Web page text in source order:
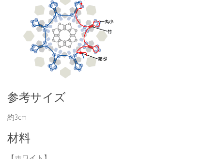
参考サイズ
約3cm
材料